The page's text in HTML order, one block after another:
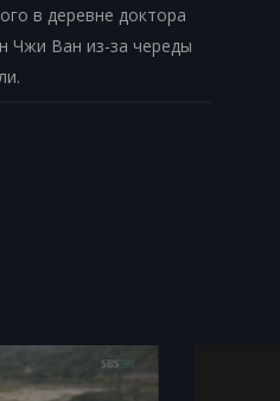
в деревне доктора
Чжи Ван из-за череды